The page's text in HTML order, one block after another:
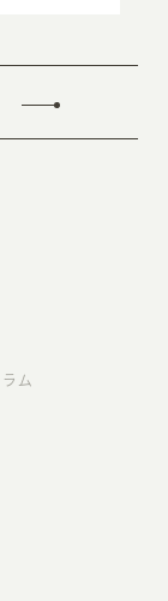
ム